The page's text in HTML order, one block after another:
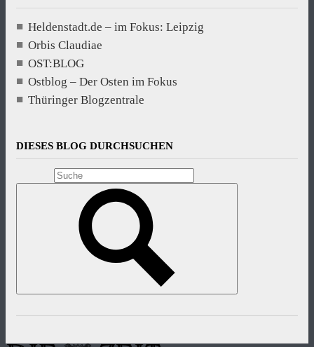
Heldenstadt.de – im Fokus: Leipzig
Orbis Claudiae
OST:BLOG
Ostblog – Der Osten im Fokus
Thüringer Blogzentrale
DIESES BLOG DURCHSUCHEN